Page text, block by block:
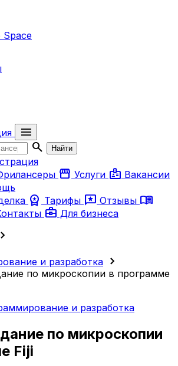
Space
menu
search
Найти
storefront Услуги badge Вакансии
workspace_premium Тарифы reviews Отзывы menu_book
business_center Для бизнеса
chevron_right
и разработка chevron_right
по микроскопии в программе
и разработка
по микроскопии
Fiji